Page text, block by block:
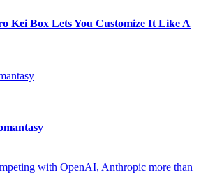
Kei Box Lets You Customize It Like A
with OpenAI, Anthropic more than